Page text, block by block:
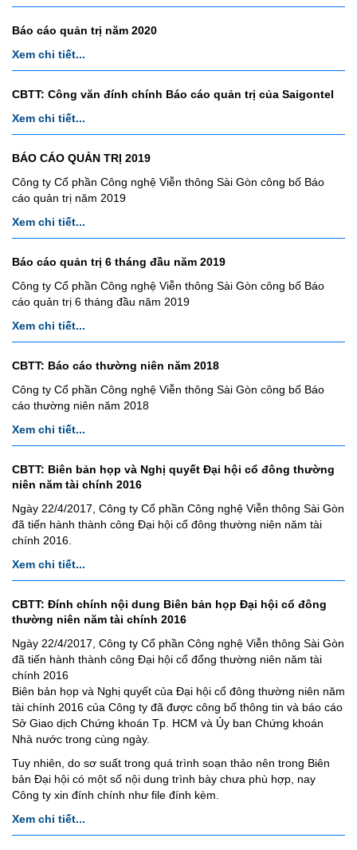
Báo cáo quản trị năm 2020
Xem chi tiết...
CBTT: Công văn đính chính Báo cáo quản trị của Saigontel
Xem chi tiết...
BÁO CÁO QUẢN TRỊ 2019
Công ty Cổ phần Công nghệ Viễn thông Sài Gòn công bố Báo
cáo quản trị năm 2019
Xem chi tiết...
Báo cáo quản trị 6 tháng đầu năm 2019
Công ty Cổ phần Công nghệ Viễn thông Sài Gòn công bố Báo
cáo quản trị 6 tháng đầu năm 2019
Xem chi tiết...
CBTT: Báo cáo thường niên năm 2018
Công ty Cổ phần Công nghệ Viễn thông Sài Gòn công bố Báo
cáo thường niên năm 2018
Xem chi tiết...
CBTT: Biên bản họp và Nghị quyết Đại hội cổ đông thường
niên năm tài chính 2016
Ngày 22/4/2017, Công ty Cổ phần Công nghệ Viễn thông Sài Gòn
đã tiến hành thành công Đại hội cổ đông thường niên năm tài
chính 2016.
Xem chi tiết...
CBTT: Đính chính nội dung Biên bản họp Đại hội cổ đông
thường niên năm tài chính 2016
Ngày 22/4/2017, Công ty Cổ phần Công nghệ Viễn thông Sài Gòn
đã tiến hành thành công Đại hội cổ đổng thường niên năm tài
chính 2016
Biên bản họp và Nghị quyết của Đại hội cổ đông thường niên năm
tài chính 2016 của Công ty đã được công bố thông tin và báo cáo
Sở Giao dịch Chứng khoán Tp. HCM và Ủy ban Chứng khoán
Nhà nước trong cùng ngày.
Tuy nhiên, do sơ suất trong quá trình soạn thảo nên trong Biên
bản Đại hội có một số nội dung trình bày chưa phù hợp, nay
Công ty xin đính chính như file đính kèm.
Xem chi tiết...